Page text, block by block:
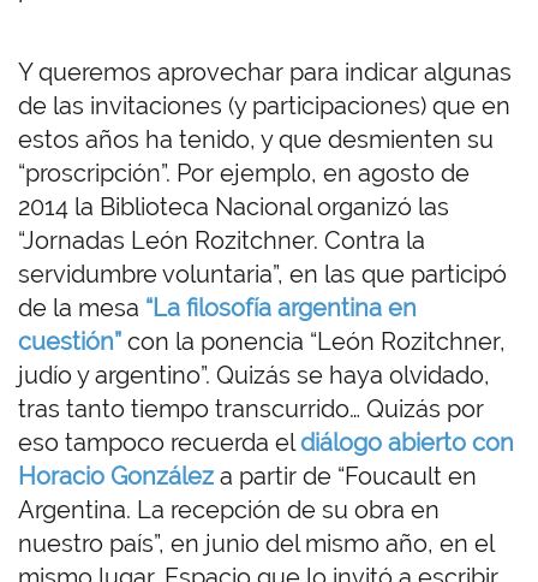
Y queremos aprovechar para indicar algunas
de las invitaciones (y participaciones) que en
estos años ha tenido, y que desmienten su
“proscripción”. Por ejemplo, en agosto de
2014 la Biblioteca Nacional organizó las
“Jornadas León Rozitchner. Contra la
servidumbre voluntaria”, en las que participó
de la mesa “La filosofía argentina en
cuestión” con la ponencia “León Rozitchner,
judío y argentino”. Quizás se haya olvidado,
tras tanto tiempo transcurrido… Quizás por
eso tampoco recuerda eldiálogo abierto con
Horacio González a partir de “Foucault en
Argentina. La recepción de su obra en
nuestro país”, en junio del mismo año, en el